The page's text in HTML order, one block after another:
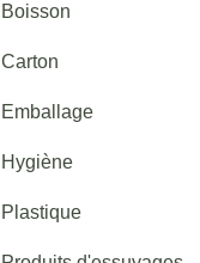
Boisson
Carton
Emballage
Hygiène
Plastique